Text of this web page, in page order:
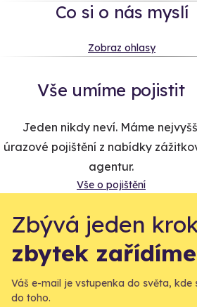
Co si o nás myslí
Zobraz ohlasy
Vše umíme pojistit
Jeden nikdy neví. Máme
úrazové pojištění z nabídky
agentur.
Vše o pojištění
Zbývá jeden
zbytek
Váš e-mail je vstupenka do světa, kde
do toho.